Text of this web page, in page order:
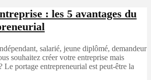
: les 5 avantages du
salarié, jeune diplômé, demandeur
souhaitez créer votre entreprise mais
Le portage entrepreneurial est peut-être la